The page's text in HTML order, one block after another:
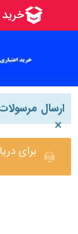
ارسال مرسولات 10 روز کاری
×
برای